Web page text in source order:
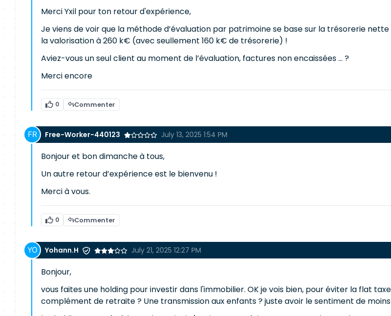
Merci Yxil pour ton retour d'expérience,
Je viens de voir que la méthode d’évaluation par patrimoine se base sur la trésorerie
la valorisation à 260 k€ (avec seullement 160 k€ de trésorerie) !
Aviez-vous un seul client au moment de l’évaluation, factures non encaissées ... ?
Merci encore
0 Commenter
Free-Worker-440123 July 13, 2025 1:54 PM
Bonjour et bon dimanche à tous,
Un autre retour d’expérience est le bienvenu !
Merci à vous.
0 Commenter
Yohann.H July 21, 2025 12:27 PM
Bonjour,
vous faites une holding pour investir dans l'immobilier. OK je vois bien, pour éviter la flat
complément de retraite ? Une transmission aux enfants ? juste avoir le sentiment de